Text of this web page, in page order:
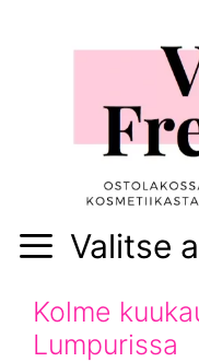
Valitse
Kolme
Lumpurissa